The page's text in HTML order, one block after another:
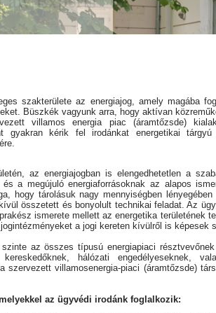
szakterülete az energiajog, amely magába
Büszkék vagyunk arra, hogy aktívan
villamos energia piac (áramtőzsde)
gyakran kérik fel irodánkat energetikai tárgyú
az energiajogban is elengedhetetlen a
és a megújuló energiaforrásoknak az alapos
hogy tárolásuk nagy mennyiségben
összetett és bonyolult technikai feladat. Az
ismerete mellett az energetika területének
a jogi kereten kívülről is képesek
szinte az összes típusú energiapiaci
hálózati engedélyeseknek,
szervezett villamosenergia-piaci (áramtőzsde)
az ügyvédi irodánk foglalkozik: